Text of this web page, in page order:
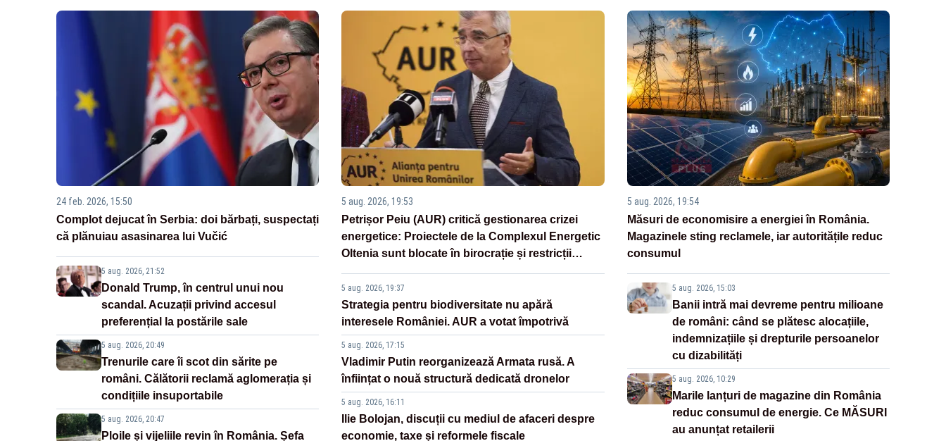
24 feb. 2026, 15:50
Complot dejucat în Serbia: doi bărbați, suspectați
că plănuiau asasinarea lui Vučić
5 aug. 2026, 21:52
Donald Trump, în centrul unui nou
scandal. Acuzații privind accesul
preferențial la postările sale
5 aug. 2026, 20:49
Trenurile care îi scot din sărite pe
români. Călătorii reclamă aglomerația și
condițiile insuportabile
5 aug. 2026, 20:47
Ploile și vijeliile revin în România. Șefa
5 aug. 2026, 19:53
Petrișor Peiu (AUR) critică gestionarea crizei
energetice: Proiectele de la Complexul Energetic
Oltenia sunt blocate în birocrație și restricții
5 aug. 2026, 19:37
Strategia pentru biodiversitate nu apără
interesele României. AUR a votat împotrivă
5 aug. 2026, 17:15
Vladimir Putin reorganizează Armata rusă. A
înființat o nouă structură dedicată dronelor
5 aug. 2026, 16:11
Ilie Bolojan, discuții cu mediul de afaceri despre
economie, taxe și reformele fiscale
5 aug. 2026, 19:54
Măsuri de economisire a energiei în România.
Magazinele sting reclamele, iar autoritățile reduc
consumul
5 aug. 2026, 15:03
Banii intră mai devreme pentru milioane
de români: când se plătesc alocațiile,
indemnizațiile și drepturile persoanelor
cu dizabilități
5 aug. 2026, 10:29
Marile lanțuri de magazine din România
reduc consumul de energie. Ce MĂSURI
au anunțat retailerii